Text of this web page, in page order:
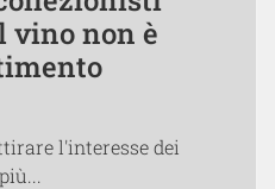
non è
l'interesse dei